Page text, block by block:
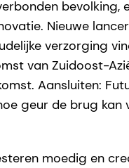
bevolking,
Nieuwe
verzorging
van Zuidoost-
Aansluiten:
geur de brug kan
moedig en